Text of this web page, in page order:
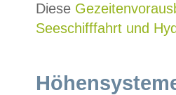
Diese
Seeschifffahrt und